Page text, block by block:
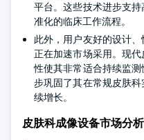
平台。这些技术进步支
准化的临床工作流程。
此外，用户友好的设计
正在加速市场采用。现
性使其非常适合持续监
步巩固了其在常规皮肤
续增长。
皮肤科成像设备市场分析